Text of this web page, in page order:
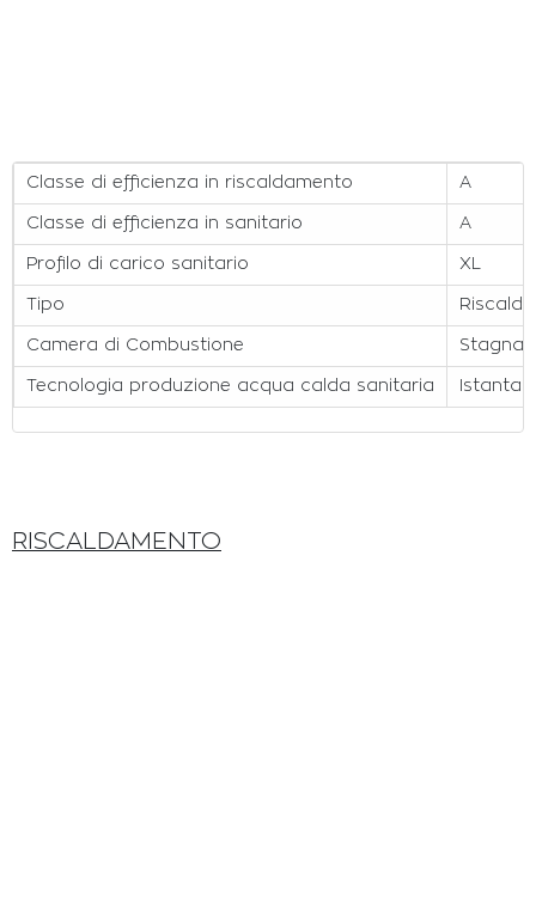
Classe di efficienza in riscaldamento A
Classe di efficienza in sanitario A
Profilo di carico sanitario XL
Tipo
Camera di Combustione Stagna
Tecnologia produzione acqua calda sanitaria
RISCALDAMENTO